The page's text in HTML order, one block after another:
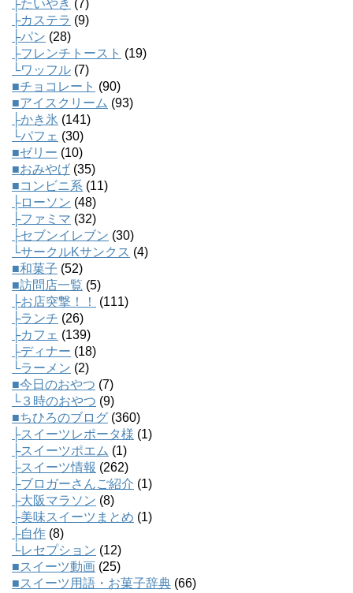
├たいやき (7)
├カステラ (9)
├パン (28)
├フレンチトースト (19)
└ワッフル (7)
■チョコレート (90)
■アイスクリーム (93)
├かき氷 (141)
└パフェ (30)
■ゼリー (10)
■おみやげ (35)
■コンビニ系 (11)
├ローソン (48)
├ファミマ (32)
├セブンイレブン (30)
└サークルKサンクス (4)
■和菓子 (52)
■訪問店一覧 (5)
├お店突撃！！
(111)
├ランチ (26)
├カフェ (139)
├ディナー (18)
└ラーメン (2)
■今日のおやつ (7)
└３時のおやつ (9)
■ちひろのブログ (360)
├スイーツレポータ様 (1)
├スイーツポエム (1)
├スイーツ情報 (262)
├ブロガーさんご紹介 (1)
├大阪マラソン (8)
├美味スイーツまとめ (1)
├自作 (8)
└レセプション (12)
■スイーツ動画 (25)
■スイーツ用語・お菓子辞典 (66)